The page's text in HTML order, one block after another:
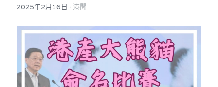
美西媒體謊言實錄
宏福‧革新
宏福苑聽證會
宏福火災正視聽
記錄．宏福苑火災
港聞
中國
國際
娛樂
2025年2月16日 · 港聞